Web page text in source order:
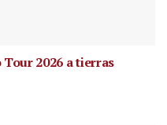
2026 a tierras